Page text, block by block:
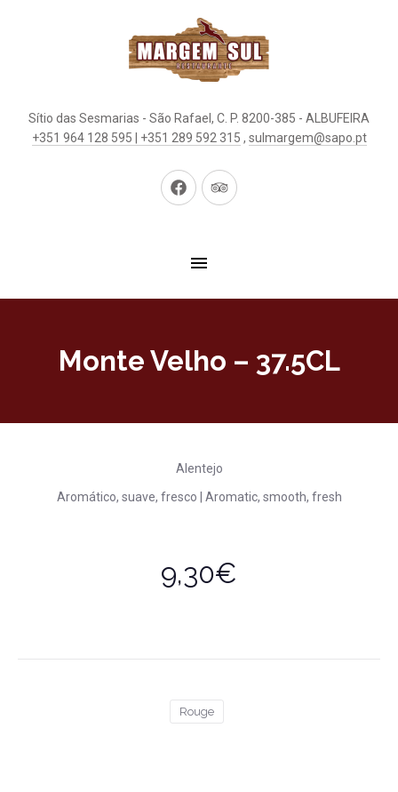
Sítio das Sesmarias - São Rafael, C. P. 8200-385 - ALBUFEIRA
+351 964 128 595 | +351 289 592 315 , sulmargem@sapo.pt
New
New
Monte Velho – 37.5CL
Alentejo
Aromático, suave, fresco | Aromatic, smooth, fresh
9,30€
Rouge